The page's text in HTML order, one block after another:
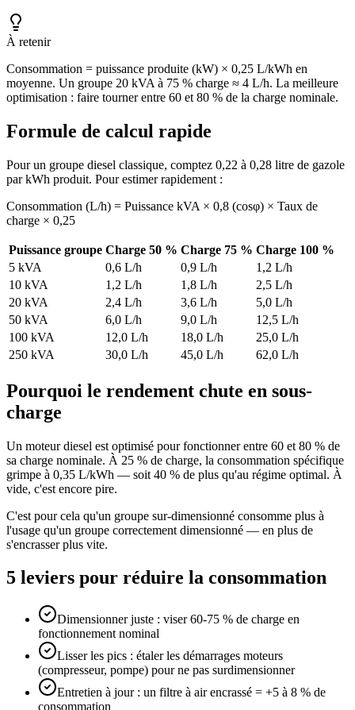
À retenir
Consommation = puissance produite (kW) × 0,25 L/kWh en
moyenne. Un groupe 20 kVA à 75 % charge ≈ 4 L/h. La meilleure
optimisation : faire tourner entre 60 et 80 % de la charge nominale.
Formule de calcul rapide
Pour un groupe diesel classique, comptez 0,22 à 0,28 litre de gazole
par kWh produit. Pour estimer rapidement :
Consommation (L/h) = Puissance kVA × 0,8 (cosφ) × Taux de
charge × 0,25
Puissance groupe Charge 50 % Charge 75 % Charge 100 %
5 kVA
0,6 L/h 0,9 L/h
1,2 L/h
10 kVA
1,2 L/h 1,8 L/h
2,5 L/h
20 kVA
2,4 L/h 3,6 L/h
5,0 L/h
50 kVA
6,0 L/h 9,0 L/h
12,5 L/h
100 kVA
12,0 L/h 18,0 L/h
25,0 L/h
250 kVA
30,0 L/h 45,0 L/h 62,0 L/h
Pourquoi le rendement chute en sous-
charge
Un moteur diesel est optimisé pour fonctionner entre 60 et 80 % de
sa charge nominale. À 25 % de charge, la consommation spécifique
grimpe à 0,35 L/kWh — soit 40 % de plus qu'au régime optimal. À
vide, c'est encore pire.
C'est pour cela qu'un groupe sur-dimensionné consomme plus à
l'usage qu'un groupe correctement dimensionné — en plus de
s'encrasser plus vite.
5 leviers pour réduire la consommation
Dimensionner juste : viser 60-75 % de charge en
fonctionnement nominal
Lisser les pics : étaler les démarrages moteurs
(compresseur, pompe) pour ne pas surdimensionner
Entretien à jour : un filtre à air encrassé = +5 à 8 % de
consommation